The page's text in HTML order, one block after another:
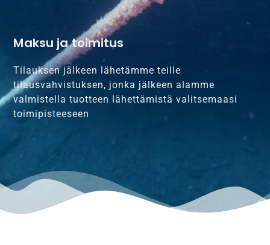
Maksu ja toimitus
Tilauksen jälkeen lähetämme teille
tilausvahvistuksen, jonka jälkeen alamme
valmistella tuotteen lähettämistä valitsemaasi
toimipisteeseen